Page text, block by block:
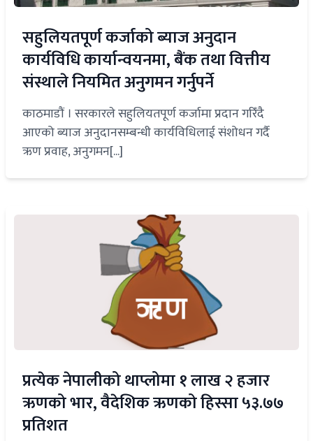
सहुलियतपूर्ण कर्जाको ब्याज अनुदान
कार्यविधि कार्यान्वयनमा, बैंक तथा वित्तीय
संस्थाले नियमित अनुगमन गर्नुपर्ने
काठमाडौं । सरकारले सहुलियतपूर्ण कर्जामा प्रदान गरिँदै
आएको ब्याज अनुदानसम्बन्धी कार्यविधिलाई संशोधन गर्दै
ऋण प्रवाह, अनुगमन[...]
प्रत्येक नेपालीको थाप्लोमा १ लाख २ हजार
ऋणको भार, वैदेशिक ऋणको हिस्सा ५३.७७
प्रतिशत